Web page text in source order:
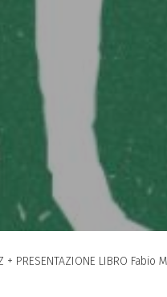
+ PRESENTAZIONE LIBRO Fabio